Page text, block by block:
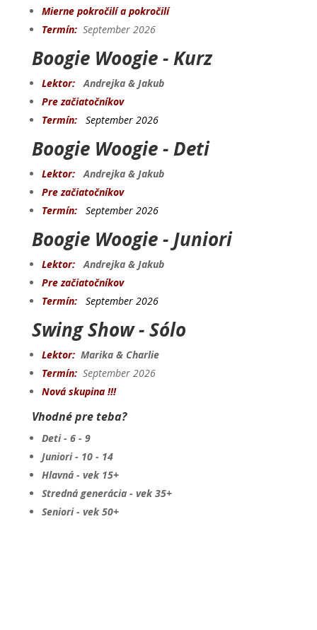
Mierne pokročilí a pokročilí
Termín: September 2026
Boogie Woogie - Kurz
Lektor:Andrejka & Jakub
Pre začiatočníkov
Termín: September 2026
Boogie Woogie - Deti
Lektor:Andrejka & Jakub
Pre začiatočníkov
Termín: September 2026
Boogie Woogie - Juniori
Lektor:Andrejka & Jakub
Pre začiatočníkov
Termín: September 2026
Swing Show - Sólo
Lektor: Marika & Charlie
Termín: September 2026
Nová skupina !!!
Vhodné pre teba?
Deti - 6 - 9
Juniori - 10 - 14
Hlavná - vek 15+
Stredná generácia - vek 35+
Seniori - vek 50+